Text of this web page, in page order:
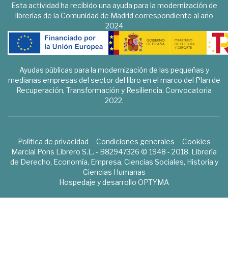
Esta actividad ha recibido una ayuda para la modernización de
librerías de la Comunidad de Madrid correspondiente al año
2024
Ayudas públicas para la modernización de las pequeñas y
medianas empresas del sector del libro en el marco del Plan de
Recuperación, Transformación y Resiliencia. Convocatoria
2022.
Política de privacidad Condiciones generales
Cookies
Marcial Pons Librero S.L. - B82947326 © 1948 - 2018. Librería
de Derecho, Economía, Empresa, Ciencias Sociales, Historia y
Ciencias Humanas
Hospedaje y desarrollo OPTYMA